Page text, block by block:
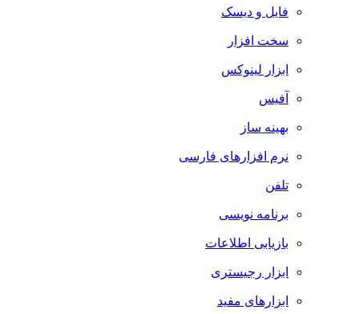
فایل و دیسک
سخت افزار
ابزار لینوکس
آفیس
بهینه ساز
نرم افزارهای فارسی
تلفن
برنامه نویسی
بازیابی اطلاعات
ابزار رجیستری
ابزارهای مفید